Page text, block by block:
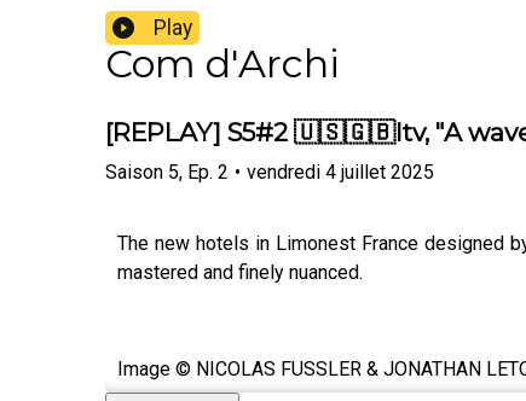
Play
Com d'Archi
[REPLAY] S5#2 🇺🇸🇬🇧Itv, "A
Saison 5, Ep. 2 • vendredi 4 juillet 2025
The new hotels in Limonest France designed
mastered and finely nuanced.
Image © NICOLAS FUSSLER & JONATHAN